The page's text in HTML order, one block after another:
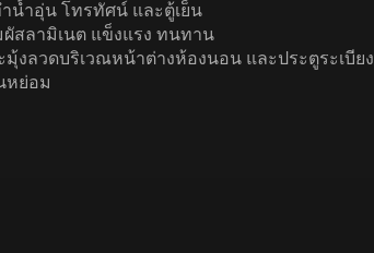
ำน้ำอุ่น โทรทัศน์ และตู้เย็น
สลามิเนต แข็งแรง ทนทาน
ลวดบริเวณหน้าต่างห้องนอน และประตูระเบียง
หย่อม